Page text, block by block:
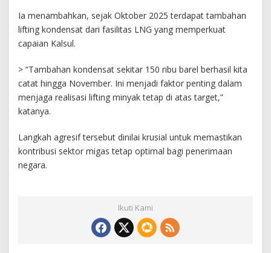
Ia menambahkan, sejak Oktober 2025 terdapat tambahan
lifting kondensat dari fasilitas LNG yang memperkuat
capaian Kalsul.
> “Tambahan kondensat sekitar 150 ribu barel berhasil kita
catat hingga November. Ini menjadi faktor penting dalam
menjaga realisasi lifting minyak tetap di atas target,”
katanya.
Langkah agresif tersebut dinilai krusial untuk memastikan
kontribusi sektor migas tetap optimal bagi penerimaan
negara.
Ikuti Kami